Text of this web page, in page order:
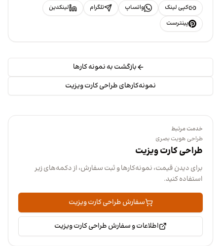
کپی لینک واتساپ تلگرام
لینکدین
پینترست
بازگشت به نمونه کارها
نمونه‌کارهای طراحی کارت ویزیت
خدمت مرتبط
طراحی هویت بصری
طراحی کارت ویزیت
برای دیدن قیمت، نمونه‌کارها و ثبت سفارش، از دکمه‌های زیر
استفاده کنید.
سفارش طراحی کارت ویزیت
اطلاعات و سفارش طراحی کارت ویزیت